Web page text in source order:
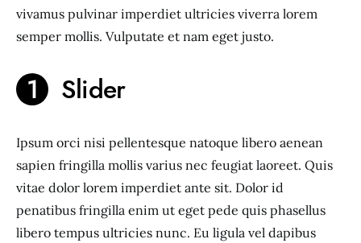
vivamus pulvinar imperdiet ultricies viverra lorem
semper mollis. Vulputate et nam eget justo.
Slider
Ipsum orci nisi pellentesque natoque libero aenean
sapien fringilla mollis varius nec feugiat laoreet. Quis
vitae dolor lorem imperdiet ante sit. Dolor id
penatibus fringilla enim ut eget pede quis phasellus
libero tempus ultricies nunc. Eu ligula vel dapibus